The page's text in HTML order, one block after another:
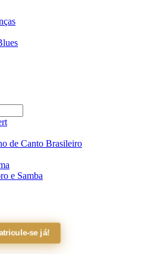
de Canto Brasileiro
e Samba
se já!